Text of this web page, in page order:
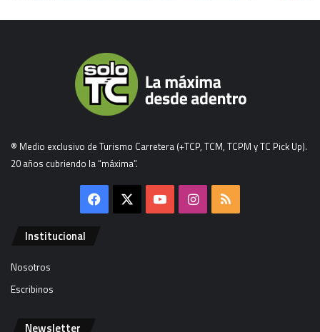
® Medio exclusivo de Turismo Carretera (+TCP, TCM, TCPM y TC Pick Up).
20 años cubriendo la “máxima”.
Facebook YouTubeInstagram
RSS
Institucional
Nosotros
Escribinos
Newsletter